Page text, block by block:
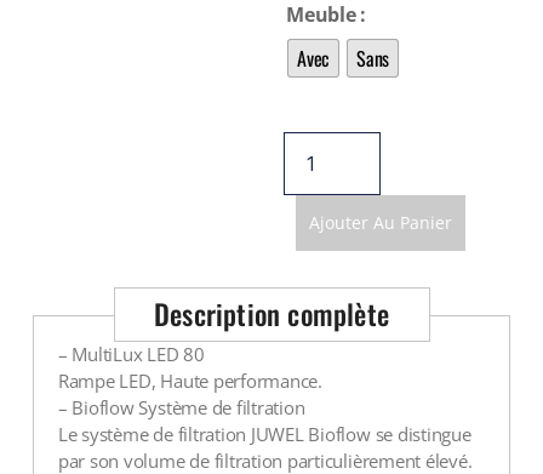
Meuble
Avec Sans
Ajouter Au Panier
Description complète
– MultiLux LED 80
Rampe LED, Haute performance.
– Bioflow Système de filtration
Le système de filtration JUWEL Bioflow se distingue
par son volume de filtration particulièrement élevé.